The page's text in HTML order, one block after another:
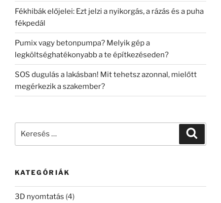
Fékhibák előjelei: Ezt jelzi a nyikorgás, a rázás és a puha
fékpedál
Pumix vagy betonpumpa? Melyik gép a
legköltséghatékonyabb a te építkezéseden?
SOS dugulás a lakásban! Mit tehetsz azonnal, mielőtt
megérkezik a szakember?
KATEGÓRIÁK
3D nyomtatás (4)